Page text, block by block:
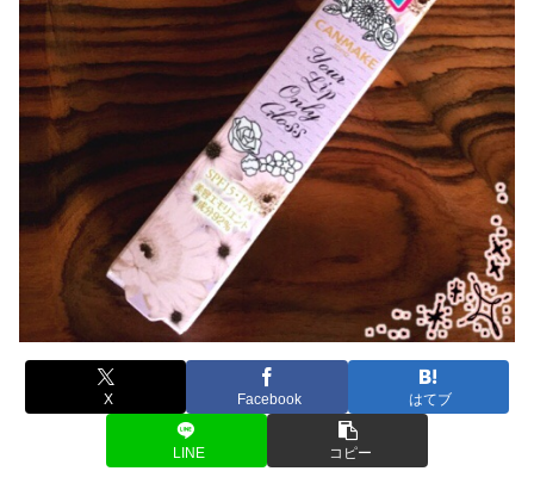
X Facebook はてブ
LINE コピー